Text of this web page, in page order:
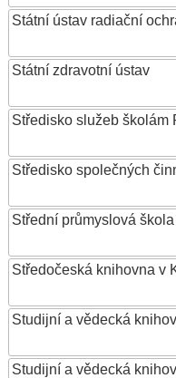
Státní ústav radiační
Státní zdravotní ústav
Středisko služeb školám
Středisko společných
Střední průmyslová
Středočeská knihovna v
Studijní a vědecká
Studijní a vědecká